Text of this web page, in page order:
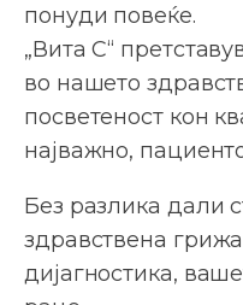
понуди повеќе.
„Вита С“
во нашето
посветеност кон
најважно,
Без разлика дали
здравствена
дијагностика,